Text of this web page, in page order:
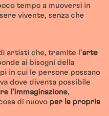
tempo a muoversi in
vivente, senza che
artisti che, tramite l’arte
ai bisogni della
in cui le persone possano
dove diventa possibile
l’immaginazione,
di nuovo per la propria